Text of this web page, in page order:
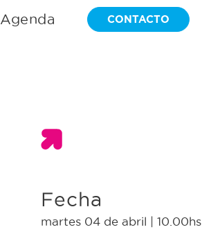
Agenda CONTACTO
Fecha
martes 04 de abril | 10.00hs